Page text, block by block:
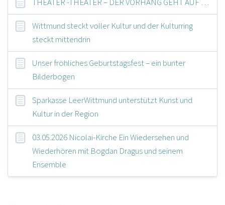
Wittmund steckt voller Kultur und der Kulturring
steckt mittendrin
Unser fröhliches Geburtstagsfest – ein bunter
Bilderbogen
Sparkasse LeerWittmund unterstützt Kunst und
Kultur in der Region
03.05.2026 Nicolai-Kirche Ein Wiedersehen und
Wiederhören mit Bogdan Dragus und seinem
Ensemble